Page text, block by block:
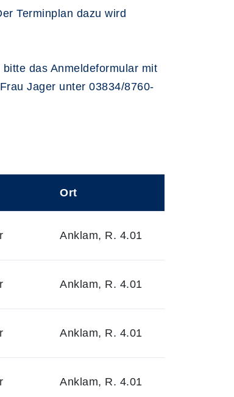
Terminplan dazu wird
das Anmeldeformular mit
Jager unter 03834/8760-
Ort
Anklam, R. 4.01
Anklam, R. 4.01
Anklam, R. 4.01
Anklam, R. 4.01